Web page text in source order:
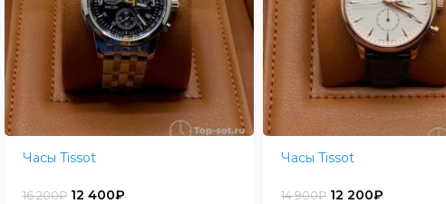
Часы Tissot
16 200₽ 12 400₽
Часы Tissot
14 900₽ 12 200₽